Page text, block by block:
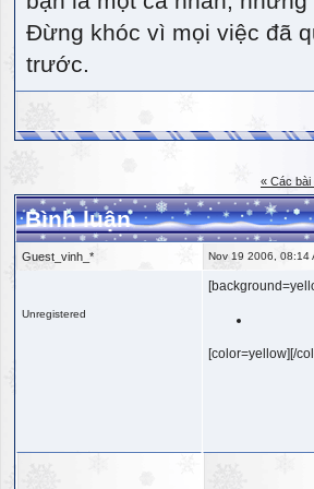
Đừng khóc vì mọi việc đã
trước.
« Các
Bình luận
Guest_vinh_* Nov 19 2006, 08:14
Unregistered
[color=yellow][/